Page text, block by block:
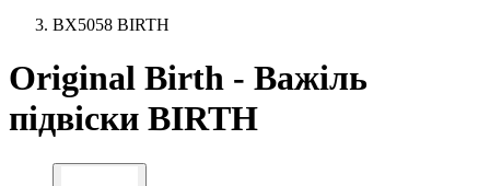
BX5058 BIRTH
Original Birth - Важіль
підвіски BIRTH